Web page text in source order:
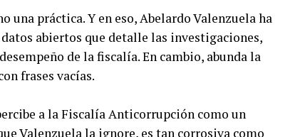
una práctica. Y en eso, Abelardo Valenzuela ha
abiertos que detalle las investigaciones,
de la fiscalía. En cambio, abunda la
frases vacías.
a la Fiscalía Anticorrupción como un
Valenzuela la ignore, es tan corrosiva como